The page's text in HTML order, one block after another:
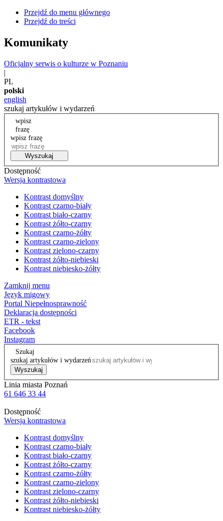
Przejdź do menu głównego
Przejdź do treści
Komunikaty
Oficjalny serwis o kulturze w Poznaniu
|
PL
polski
english
szukaj artykułów i wydarzeń
wpisz
frazę
wpisz frazę
Wyszukaj
Dostępność
Wersja kontrastowa
Kontrast domyślny
Kontrast czarno-biały
Kontrast biało-czarny
Kontrast żółto-czarny
Kontrast czarno-żółty
Kontrast czarno-zielony
Kontrast zielono-czarny
Kontrast żółto-niebieski
Kontrast niebiesko-żółty
Zamknij menu
Język migowy
Portal Niepełnosprawność
Deklaracja dostępności
ETR - tekst
Facebook
Instagram
Szukaj
szukaj artykułów i wydarzeń
Wyszukaj
Linia miasta Poznań
61 646 33 44
Dostępność
Wersja kontrastowa
Kontrast domyślny
Kontrast czarno-biały
Kontrast biało-czarny
Kontrast żółto-czarny
Kontrast czarno-żółty
Kontrast czarno-zielony
Kontrast zielono-czarny
Kontrast żółto-niebieski
Kontrast niebiesko-żółty